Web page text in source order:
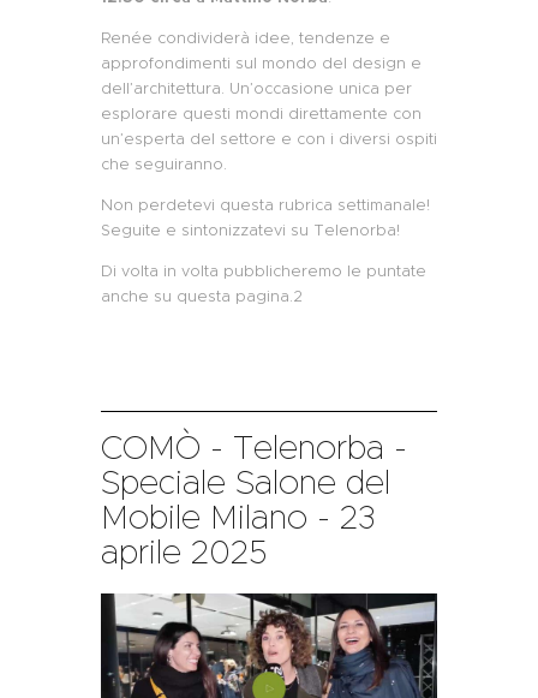
Renée condividerà idee, tendenze e
approfondimenti sul mondo del design e
dell’architettura. Un’occasione unica per
esplorare questi mondi direttamente con
un’esperta del settore e con i diversi ospiti
che seguiranno.
Non perdetevi questa rubrica settimanale!
Seguite e sintonizzatevi su Telenorba!
Di volta in volta pubblicheremo le puntate
anche su questa pagina.2
COMÒ - Telenorba -
Speciale Salone del
Mobile Milano - 23
aprile 2025